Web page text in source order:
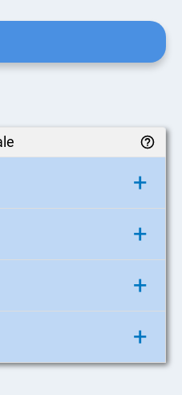
+
la întrebări legate de
+
ale unor cuvinte;+
date; +